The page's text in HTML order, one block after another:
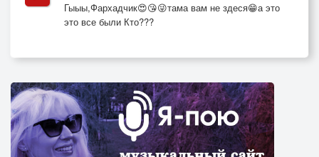
Гыыы,Фархадчик😍😘😜тама вам не здеся😁а это
это все были Кто???